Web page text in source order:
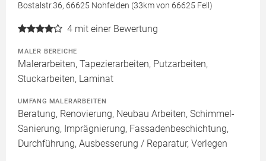
Bostalstr.36, 66625 Nohfelden (33km von 66625 Fell)
4 mit einer Bewertung
MALER BEREICHE
Malerarbeiten, Tapezierarbeiten, Putzarbeiten,
Stuckarbeiten, Laminat
UMFANG MALERARBEITEN
Beratung, Renovierung, Neubau Arbeiten, Schimmel-
Sanierung, Imprägnierung, Fassadenbeschichtung,
Durchführung, Ausbesserung / Reparatur, Verlegen